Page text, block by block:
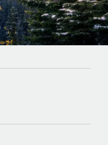
Team
in deine